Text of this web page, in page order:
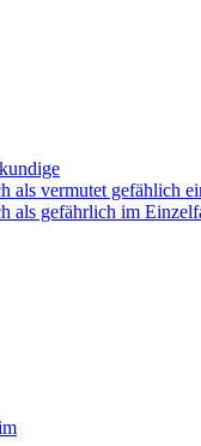
als vermutet gefählich
als gefährlich im